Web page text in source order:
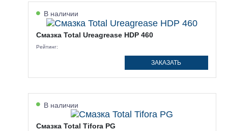
В наличии
Смазка Total Ureagrease HDP 460
Рейтинг:
ЗАКАЗАТЬ
В наличии
Смазка Total Tifora PG